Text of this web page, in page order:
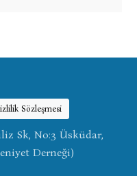
Sözleşmesi
Sk, No:3 Üsküdar,
Derneği)